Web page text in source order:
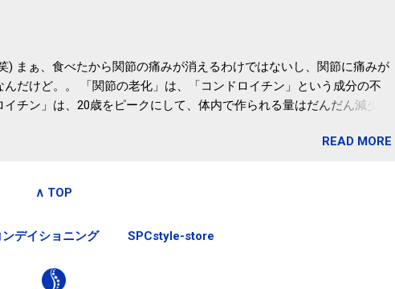
) まぁ、食べたから関節の痛みが消えるわけではないし、関節に痛みが
だけど。。 「関節の老化」は、「コンドロイチン」という成分の不
チン」は、20歳をピークにして、体内で作られる量はだんだん減少し
チン」を補うことが大切。そして「コンドロイチン」という成分は、納
補給 | セルフドクターニュース 賞味期限は気にしたことがなかった。
リギリで食べる。 ・白い泡が全体に行き渡る程度かき混ぜる。 ・タレ
薬味は納豆をかき混ぜたあとに入れたほうが、納豆のふわふわ感がよ
READ MORE
∧ TOP
デイショニング SPCstyle-store